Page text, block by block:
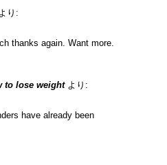
より:
thanks again. Want more.
to lose weight より:
have already been